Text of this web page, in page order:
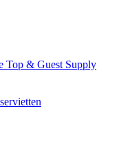
Top & Guest Supply